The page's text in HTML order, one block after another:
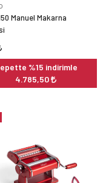
Manuel Makarna
%15 indirimle
4.785,50